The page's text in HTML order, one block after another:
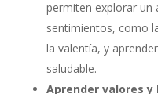
permiten explorar un
sentimientos, como
la valentía, y
saludable.
Aprender valores y